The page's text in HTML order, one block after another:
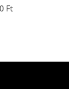
Ft